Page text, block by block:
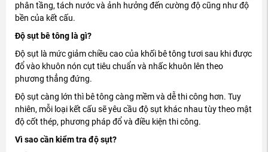
phân tầng, tách nước và ảnh hưởng đến cường độ cũng như độ
bền của kết cấu.
Độ sụt bê tông là gì?
Độ sụt là mức giảm chiều cao của khối bê tông tươi sau khi được
đổ vào khuôn nón cụt tiêu chuẩn và nhấc khuôn lên theo
phương thẳng đứng.
Độ sụt càng lớn thì bê tông càng mềm và dễ thi công hơn. Tuy
nhiên, mỗi loại kết cấu sẽ yêu cầu độ sụt khác nhau tùy theo mật
độ cốt thép, phương pháp đổ và điều kiện thi công.
Vì sao cần kiểm tra độ sụt?